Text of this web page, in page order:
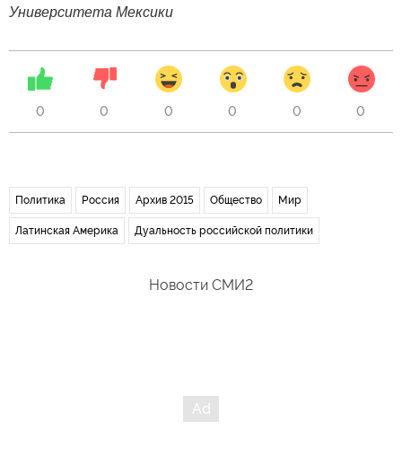
Университета Мексики
0 0 0 0 0 0
Политика Россия Архив 2015 Общество Мир
Латинская Америка Дуальность российской политики
Новости СМИ2